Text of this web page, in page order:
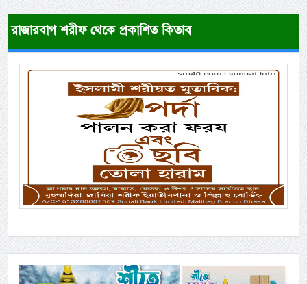
রাজারবাগ শরীফ থেকে প্রকাশিত কিতাব